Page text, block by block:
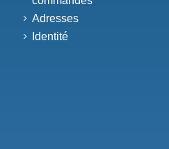
Adresses
Identité